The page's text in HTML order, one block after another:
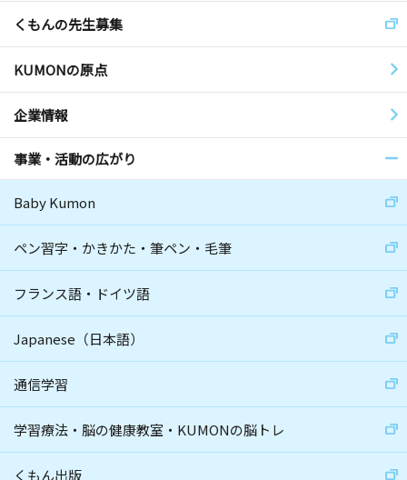
くもんの先生募集
KUMONの原点
企業情報
事業・活動の広がり
Baby Kumon
ペン習字・かきかた・筆ペン・毛筆
フランス語・ドイツ語
Japanese（日本語）
通信学習
学習療法・脳の健康教室・KUMONの脳トレ
くもん出版